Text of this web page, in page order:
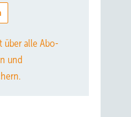
über alle Abo-
und